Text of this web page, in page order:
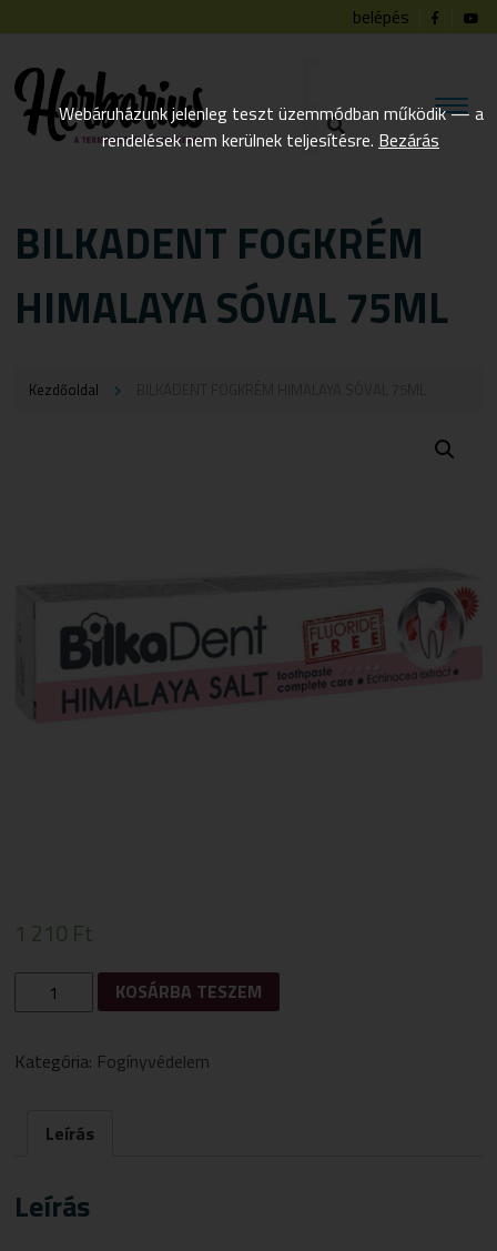
belépés
BILKADENT FOGKRÉM
HIMALAYA SÓVAL 75ML
Kezdőoldal
1 210 Ft
FOGKRÉM
75ML
KOSÁRBA TESZEM
Kategória: Fogínyvédelem
Leírás
Leírás
Webáruházunk jelenleg teszt üzemmódban működik — a
rendelések nem kerülnek teljesítésre. Bezárás